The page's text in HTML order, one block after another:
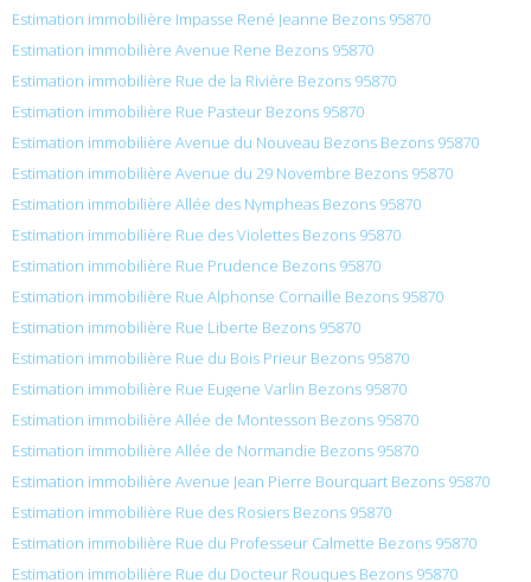
Estimation immobilière Impasse René Jeanne Bezons 95870
Estimation immobilière Avenue Rene Bezons 95870
Estimation immobilière Rue de la Rivière Bezons 95870
Estimation immobilière Rue Pasteur Bezons 95870
Estimation immobilière Avenue du Nouveau Bezons Bezons 95870
Estimation immobilière Avenue du 29 Novembre Bezons 95870
Estimation immobilière Allée des Nympheas Bezons 95870
Estimation immobilière Rue des Violettes Bezons 95870
Estimation immobilière Rue Prudence Bezons 95870
Estimation immobilière Rue Alphonse Cornaille Bezons 95870
Estimation immobilière Rue Liberte Bezons 95870
Estimation immobilière Rue du Bois Prieur Bezons 95870
Estimation immobilière Rue Eugene Varlin Bezons 95870
Estimation immobilière Allée de Montesson Bezons 95870
Estimation immobilière Allée de Normandie Bezons 95870
Estimation immobilière Avenue Jean Pierre Bourquart Bezons 95870
Estimation immobilière Rue des Rosiers Bezons 95870
Estimation immobilière Rue du Professeur Calmette Bezons 95870
Estimation immobilière Rue du Docteur Rouques Bezons 95870